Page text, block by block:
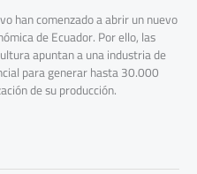
han comenzado a abrir un nuevo
de Ecuador. Por ello, las
apuntan a una industria de
para generar hasta 30.000
de su producción.